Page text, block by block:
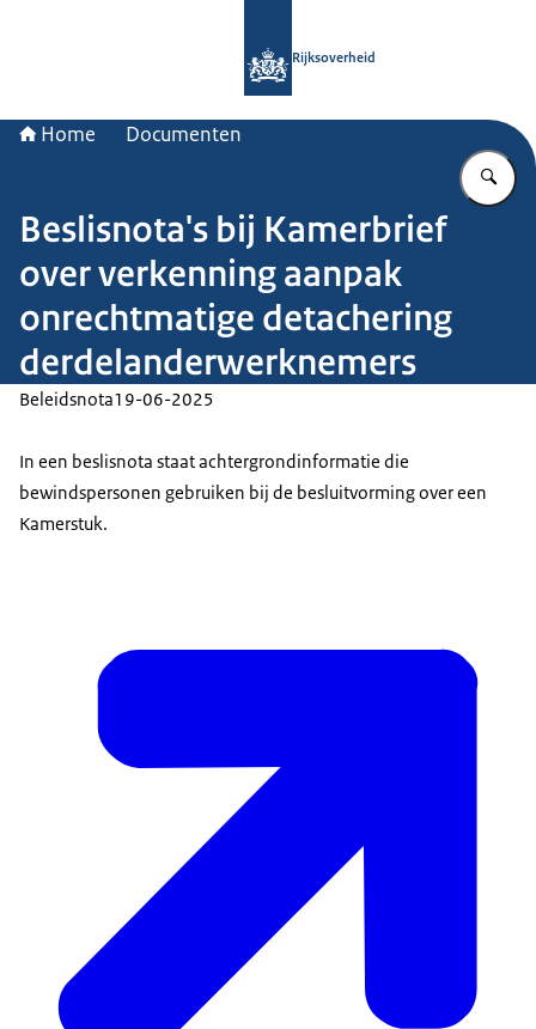
Rijksoverheid
Home Documenten
Beslisnota's bij Kamerbrief
over verkenning aanpak
onrechtmatige detachering
derdelanderwerknemers
Beleidsnota19-06-2025
In een beslisnota staat achtergrondinformatie die
bewindspersonen gebruiken bij de besluitvorming over een
Kamerstuk.